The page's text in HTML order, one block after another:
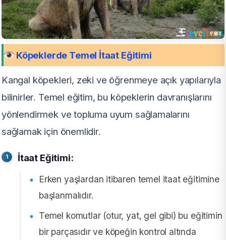
Köpeklerde Temel İtaat Eğitimi
Kangal köpekleri, zeki ve öğrenmeye açık yapılarıyla
bilinirler. Temel eğitim, bu köpeklerin davranışlarını
yönlendirmek ve topluma uyum sağlamalarını
sağlamak için önemlidir.
İtaat Eğitimi:
Erken yaşlardan itibaren temel itaat eğitimine
başlanmalıdır.
Temel komutlar (otur, yat, gel gibi) bu eğitimin
bir parçasıdır ve köpeğin kontrol altında